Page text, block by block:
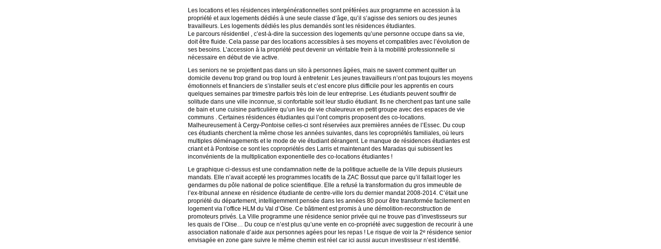
Les locations et les résidences intergénérationnelles sont préférées aux programme en accession à la
propriété et aux logements dédiés à une seule classe d’âge, qu’il s’agisse des seniors ou des jeunes
travailleurs. Les logements dédiés les plus demandés sont les résidences étudiantes.
Le parcours résidentiel , c’est-à-dire la succession des logements qu’une personne occupe dans sa vie,
doit être fluide. Cela passe par des locations accessibles à ses moyens et compatibles avec l’évolution de
ses besoins. L’accession à la propriété peut devenir un véritable frein à la mobilité professionnelle si
nécessaire en début de vie active.
Les seniors ne se projettent pas dans un silo à personnes âgées, mais ne savent comment quitter un
domicile devenu trop grand ou trop lourd à entretenir. Les jeunes travailleurs n’ont pas toujours les moyens
émotionnels et financiers de s’installer seuls et c’est encore plus difficile pour les apprentis en cours
quelques semaines par trimestre parfois très loin de leur entreprise. Les étudiants peuvent souffrir de
solitude dans une ville inconnue, si confortable soit leur studio étudiant. Ils ne cherchent pas tant une salle
de bain et une cuisine particulière qu’un lieu de vie chaleureux en petit groupe avec des espaces de vie
communs . Certaines résidences étudiantes qui l’ont compris proposent des co-locations.
Malheureusement à Cergy-Pontoise celles-ci sont réservées aux premières années de l’Essec. Du coup
ces étudiants cherchent la même chose les années suivantes, dans les copropriétés familiales, où leurs
multiples déménagements et le mode de vie étudiant dérangent. Le manque de résidences étudiantes est
criant et à Pontoise ce sont les copropriétés des Larris et maintenant des Maradas qui subissent les
inconvénients de la multiplication exponentielle des co-locations étudiantes !
Le graphique ci-dessus est une condamnation nette de la politique actuelle de la Ville depuis plusieurs
mandats. Elle n’avait accepté les programmes locatifs de la ZAC Bossut que parce qu’il fallait loger les
gendarmes du pôle national de police scientifique. Elle a refusé la transformation du gros immeuble de
l’ex-tribunal annexe en résidence étudiante de centre-ville lors du dernier mandat 2008-2014. C’était une
propriété du département, intelligemment pensée dans les années 80 pour être transformée facilement en
logement via l’office HLM du Val d’Oise. Ce bâtiment est promis à une démolition-reconstruction de
promoteurs privés. La Ville programme une résidence senior privée qui ne trouve pas d’investisseurs sur
les quais de l’Oise… Du coup ce n’est plus qu’une vente en co-propriété avec suggestion de recourir à une
association nationale d’aide aux personnes agées pour les repas ! Le risque de voir la 2e résidence senior
envisagée en zone gare suivre le même chemin est réel car ici aussi aucun investisseur n’est identifié.